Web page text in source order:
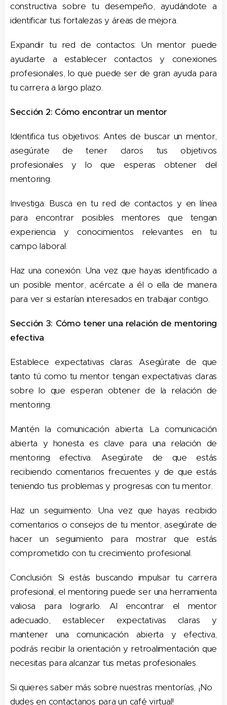
constructiva sobre tu desempeño, ayudándote a
identificar tus fortalezas y áreas de mejora.
Expandir tu red de contactos: Un mentor puede
ayudarte a establecer contactos y conexiones
profesionales, lo que puede ser de gran ayuda para
tu carrera a largo plazo.
Sección 2: Cómo encontrar un mentor
Identifica tus objetivos: Antes de buscar un mentor,
asegúrate de tener claros tus objetivos
profesionales y lo que esperas obtener del
mentoring.
Investiga: Busca en tu red de contactos y en línea
para encontrar posibles mentores que tengan
experiencia y conocimientos relevantes en tu
campo laboral.
Haz una conexión: Una vez que hayas identificado a
un posible mentor, acércate a él o ella de manera
para ver si estarían interesados ​​en trabajar contigo.
Sección 3: Cómo tener una relación de mentoring
efectiva
Establece expectativas claras: Asegúrate de que
tanto tú como tu mentor tengan expectativas claras
sobre lo que esperan obtener de la relación de
mentoring.
Mantén la comunicación abierta: La comunicación
abierta y honesta es clave para una relación de
mentoring efectiva. Asegúrate de que estás
recibiendo comentarios frecuentes y de que estás
teniendo tus problemas y progresas con tu mentor.
Haz un seguimiento: Una vez que hayas recibido
comentarios o consejos de tu mentor, asegúrate de
hacer un seguimiento para mostrar que estás
comprometido con tu crecimiento profesional.
Conclusión: Si estás buscando impulsar tu carrera
profesional, el mentoring puede ser una herramienta
valiosa para lograrlo. Al encontrar el mentor
adecuado, establecer expectativas claras y
mantener una comunicación abierta y efectiva,
podrás recibir la orientación y retroalimentación que
necesitas para alcanzar tus metas profesionales.
Si quieres saber más sobre nuestras mentorías, ¡No
dudes en contactanos para un café virtual!